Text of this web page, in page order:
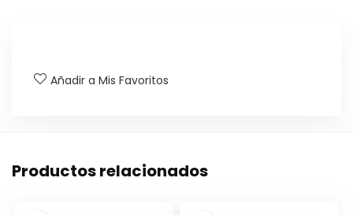
Añadir a Mis Favoritos
Productos relacionados